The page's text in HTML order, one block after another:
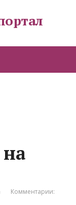
Комментарии: